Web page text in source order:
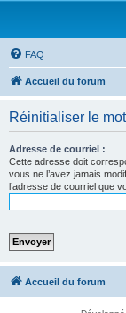
FAQ
Accueil du forum
Réinitialiser le
Adresse de courriel :
Cette adresse doit
vous ne l’avez jamais
l’adresse de courriel que
Accueil du forum